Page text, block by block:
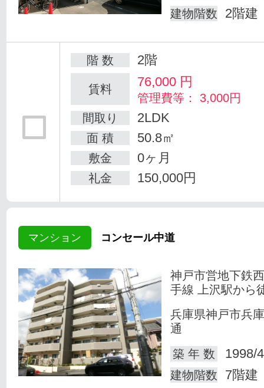
建物階数 2階建
階 数 2階
賃料 76,000 円
管理費等： 3,000円
間取り
2LDK
面 積 50.8㎡
敷金 0ヶ月
礼金 150,000円
マンション コンセール中道
神戸市営地下鉄
手線 上沢駅から
兵庫県神戸市兵
通
築 年 数
1998/
建物階数 7階建